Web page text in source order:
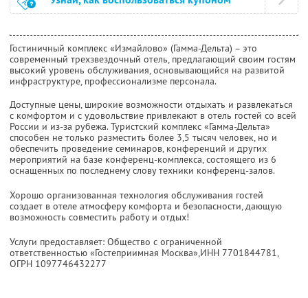
Гостиничный комплекс «Измайлово» (Гамма-Дельта) – это
современный трехзвездочный отель, предлагающий своим гостям
высокий уровень обслуживания, основывающийся на развитой
инфраструктуре, профессионализме персонала.
Доступные цены, широкие возможности отдыхать и развлекаться
с комфортом и с удовольствие привлекают в отель гостей со всей
России и из-за рубежа. Туристский комплекс «Гамма-Дельта»
способен не только разместить более 3,5 тысяч человек, но и
обеспечить проведение семинаров, конференций и других
мероприятий на базе конференц-комплекса, состоящего из 6
оснащенных по последнему слову техники конференц-залов.
Хорошо организованная технология обслуживания гостей
создает в отеле атмосферу комфорта и безопасности, дающую
возможность совместить работу и отдых!
Услуги предоставляет: Общество с ограниченной
ответственностью «Гостеприимная Москва»,ИНН 7701844781,
ОГРН 1097746432277